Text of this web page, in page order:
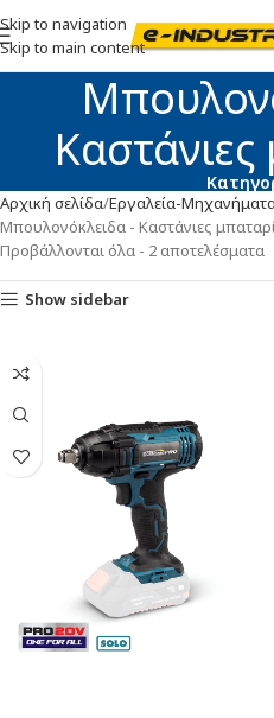
Skip to navigation
Skip to main content
Αρχική σελίδα Εργαλεία-
Μπουλονόκλειδα - Καστάνιες
Προβάλλονται όλα - 2 αποτελέσματα
Show sidebar